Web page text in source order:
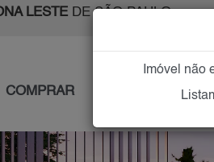
LESTEDE SÃO PAULO
COMPRAR
Imóvel não